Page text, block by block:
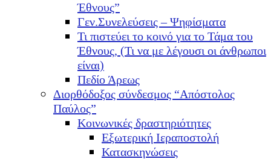
Έθνους”
Γεν.Συνελεύσεις – Ψηφίσματα
Τι πιστεύει το κοινό για το Τάμα του
Έθνους, (Τι να με λέγουσι οι άνθρωποι
είναι)
Πεδίο Άρεως
Διορθόδοξος σύνδεσμος “Απόστολος
Παύλος”
Κοινωνικές δραστηριότητες
Εξωτερική Ιεραποστολή
Κατασκηνώσεις